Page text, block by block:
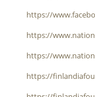
https://
https://
https://
https://